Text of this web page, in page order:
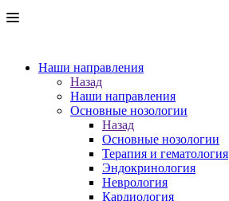
Наши направления
Назад
Наши направления
Основные нозологии
Назад
Основные нозологии
Терапия и гематология
Эндокринология
Неврология
Кардиология